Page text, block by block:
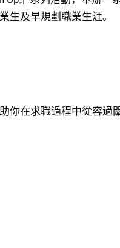
生及早規劃職業生涯。
你在求職過程中從容過